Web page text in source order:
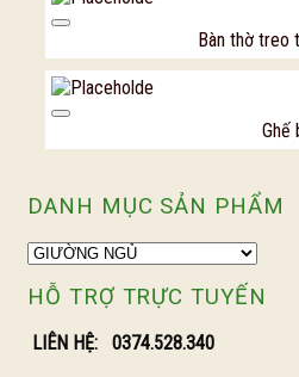
Bàn thờ treo
Ghế
DANH MỤC SẢN PHẨM
HỖ TRỢ TRỰC TUYẾN
LIÊN HỆ: 0374.528.340